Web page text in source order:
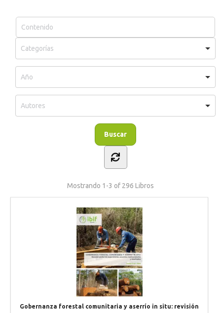
Mostrando 1-3 of 296 Libros
Gobernanza forestal comunitaria y aserrío in situ: revisión